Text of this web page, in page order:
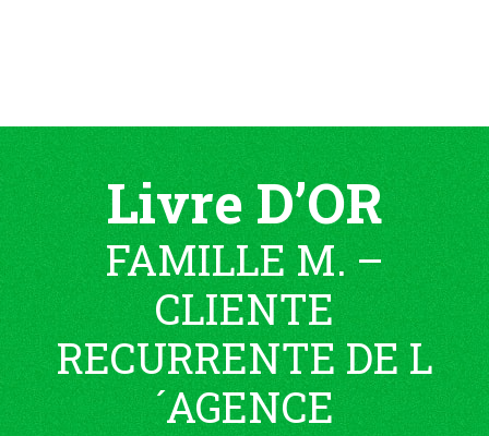
Livre D’OR
FAMILLE M. –
CLIENTE
RECURRENTE DE L
´AGENCE